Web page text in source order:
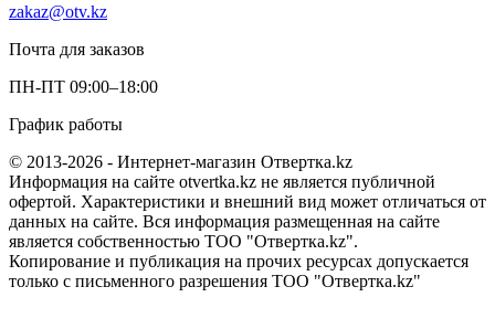
zakaz@otv.kz
Почта для заказов
ПН-ПТ 09:00–18:00
График работы
© 2013-2026 - Интернет-магазин Отвертка.kz
Информация на сайте otvertka.kz не является публичной
офертой. Характеристики и внешний вид может отличаться от
данных на сайте. Вся информация размещенная на сайте
является собственностью ТОО "Отвертка.kz".
Копирование и публикация на прочих ресурсах допускается
только с письменного разрешения ТОО "Отвертка.kz"